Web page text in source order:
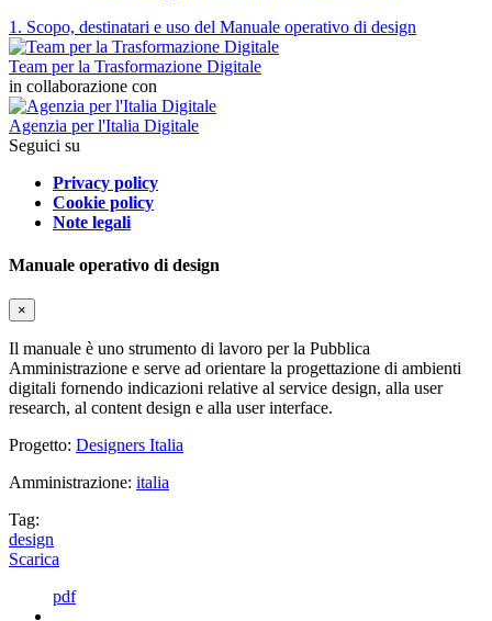
1. Scopo, destinatari e uso del Manuale operativo di design
Team per la Trasformazione Digitale
in collaborazione con
Agenzia per l'Italia Digitale
Seguici su
Privacy policy
Cookie policy
Note legali
Manuale operativo di design
×
Il manuale è uno strumento di lavoro per la Pubblica
Amministrazione e serve ad orientare la progettazione di ambienti
digitali fornendo indicazioni relative al service design, alla user
research, al content design e alla user interface.
Progetto: Designers Italia
Amministrazione: italia
Tag:
design
Scarica
pdf